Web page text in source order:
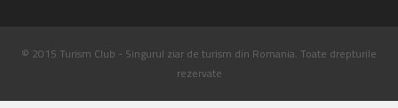
© 2015 Turism Club - Singurul ziar de turism din Romania. Toate drepturile
rezervate